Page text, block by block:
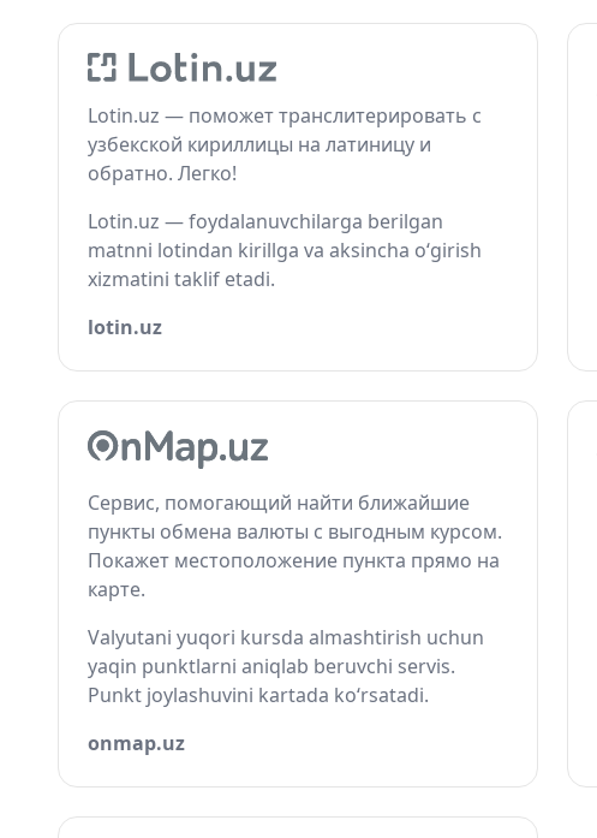
Lotin.uz — поможет транслитерировать с
узбекской кириллицы на латиницу и
обратно. Легко!
Lotin.uz — foydalanuvchilarga berilgan
matnni lotindan kirillga va aksincha o‘girish
xizmatini taklif etadi.
lotin.uz
Сервис, помогающий найти ближайшие
пункты обмена валюты с выгодным курсом.
Покажет местоположение пункта прямо на
карте.
Valyutani yuqori kursda almashtirish uchun
yaqin punktlarni aniqlab beruvchi servis.
Punkt joylashuvini kartada ko‘rsatadi.
onmap.uz